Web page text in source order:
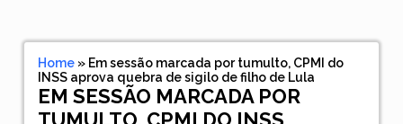
Home» Em sessão marcada por tumulto, CPMI do
INSS aprova quebra de sigilo de filho de Lula
EM SESSÃO MARCADA POR